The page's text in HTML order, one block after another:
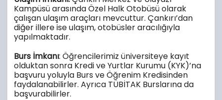
Kampüsü arasında Özel Halk Otobüsü olarak
çalışan ulaşım araçları mevcuttur. Çankırı’dan
diğer illere ise ulaşım, otobüsler aracılığıyla
yapılmaktadır.
Burs İmkanı: Öğrencilerimiz üniversiteye kayıt
olduktan sonra Kredi ve Yurtlar Kurumu (KYK)’na
başvuru yoluyla Burs ve Öğrenim Kredisinden
faydalanabilirler. Ayrıca TÜBİTAK Burslarına da
başvurabilirler.